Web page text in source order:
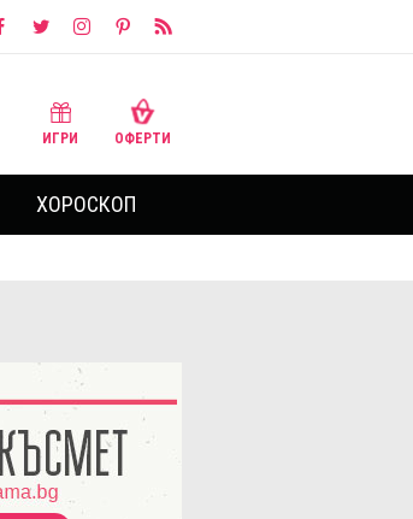
ИГРИ ОФЕРТИ
ХОРОСКОП